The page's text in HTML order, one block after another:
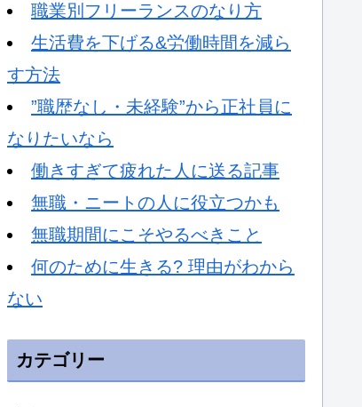
職業別フリーランスのなり方
生活費を下げる&労働時間を減ら
す方法
”職歴なし・未経験”から正社員に
なりたいなら
働きすぎて疲れた人に送る記事
無職・ニートの人に役立つかも
無職期間にこそやるべきこと
何のために生きる? 理由がわから
ない
カテゴリー